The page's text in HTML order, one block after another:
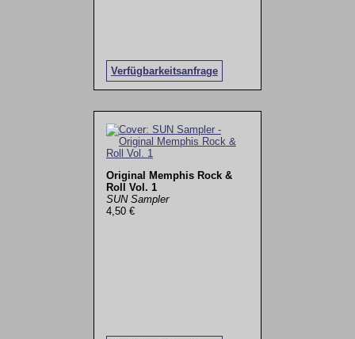
Verfügbarkeitsanfrage
Original Memphis Rock &
Roll Vol. 1
SUN Sampler
4,50 €